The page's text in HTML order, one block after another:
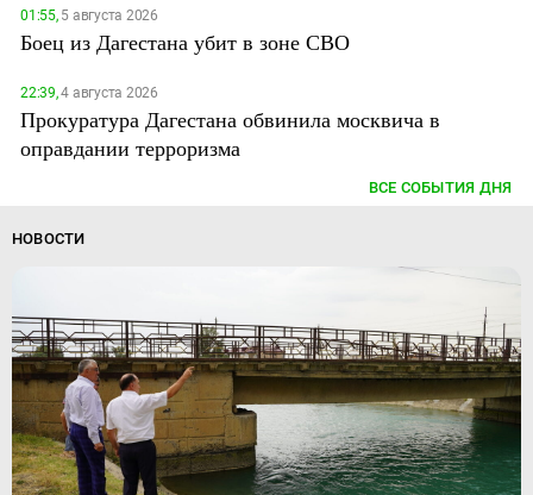
01:55,5 августа 2026
Боец из Дагестана убит в зоне СВО
22:39,4 августа 2026
Прокуратура Дагестана обвинила москвича в
оправдании терроризма
ВСЕ СОБЫТИЯ ДНЯ
НОВОСТИ